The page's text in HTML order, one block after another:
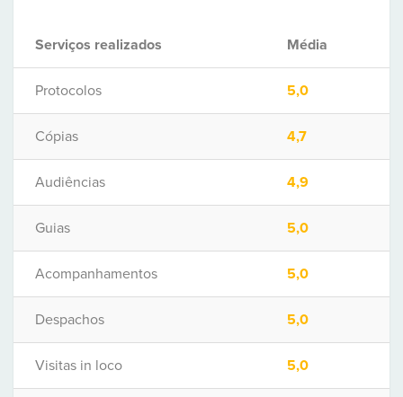
Serviços realizados Média
Protocolos 5,0
Cópias 4,7
Audiências 4,9
Guias 5,0
Acompanhamentos 5,0
Despachos 5,0
Visitas in loco 5,0